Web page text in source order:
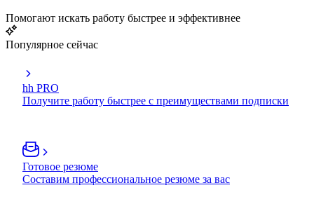
Помогают искать работу быстрее и эффективнее
Популярное сейчас
hh PRO
Получите работу быстрее с преимуществами подписки
Готовое резюме
Составим профессиональное резюме за вас